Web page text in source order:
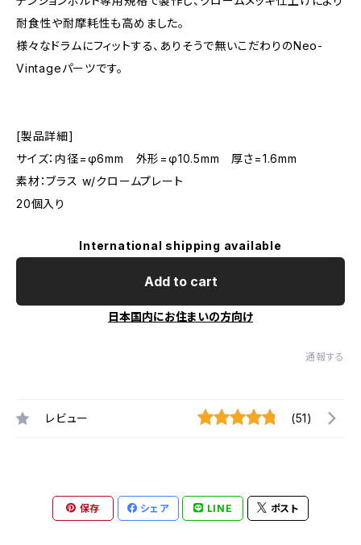
耐食性や耐摩耗性も高めました。
様々なドラムにフィットする、ありそうで無いこだわりのNeo-
Vintageパーツです。
[製品詳細]
サイズ：内径=φ6mm 外形=φ10.5mm 厚さ=1.6mm
素材：ブラス w/クロームプレート
20個入り
International shipping available
Add to cart
日本国内にお住まいの方向け
通報する
レビュー (51)
保存 シェア LINE ポスト